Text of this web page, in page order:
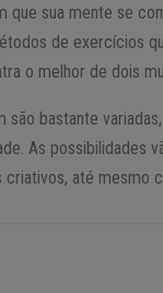
sua mente se
de exercícios
o melhor de dois
bastante
As possibilidades
até mesmo